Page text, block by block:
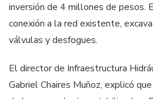
inversión de 4 millones de pesos.
conexión a la red existente,
válvulas y desfogues.
El director de Infraestructura
Gabriel Chaires Muñoz, explicó